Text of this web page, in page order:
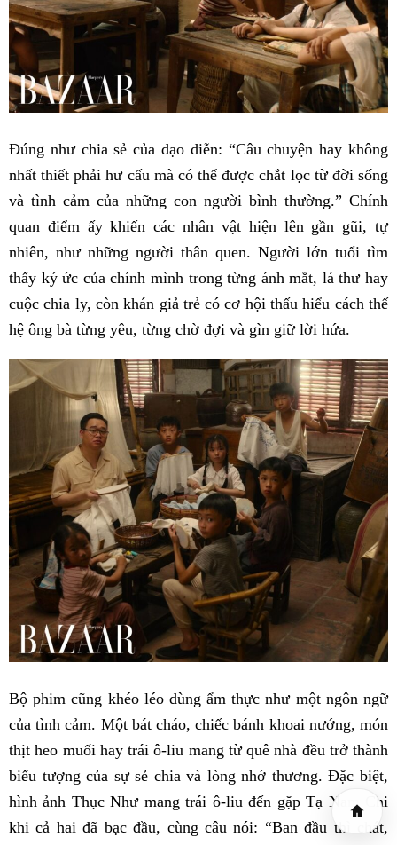
Đúng như chia sẻ của đạo diễn: “Câu chuyện hay không
nhất thiết phải hư cấu mà có thể được chắt lọc từ đời sống
và tình cảm của những con người bình thường.” Chính
quan điểm ấy khiến các nhân vật hiện lên gần gũi, tự
nhiên, như những người thân quen. Người lớn tuổi tìm
thấy ký ức của chính mình trong từng ánh mắt, lá thư hay
cuộc chia ly, còn khán giả trẻ có cơ hội thấu hiểu cách thế
hệ ông bà từng yêu, từng chờ đợi và gìn giữ lời hứa.
Bộ phim cũng khéo léo dùng ẩm thực như một ngôn ngữ
của tình cảm. Một bát cháo, chiếc bánh khoai nướng, món
thịt heo muối hay trái ô-liu mang từ quê nhà đều trở thành
biểu tượng của sự sẻ chia và lòng nhớ thương. Đặc biệt,
hình ảnh Thục Như mang trái ô-liu đến gặp Tạ Nam Chi
khi cả hai đã bạc đầu, cùng câu nói: “Ban đầu thì chát,